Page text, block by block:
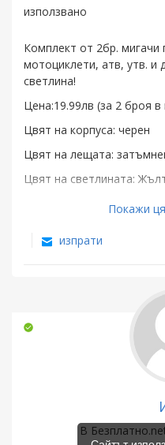
използвано
Комплект от 2бр.
мотоциклети, атв, утв. и
светлина!
Цена:19.99лв (за 2 броя в
Цвят на корпусa: черен
Цвят на лещата:
Цвят на светлината:
Материал: пластмаса
Поставяне на
Размери : L100mm X
Дължина на проводника:
Пакетът включва: 2бр
Покажи
изпрати
В